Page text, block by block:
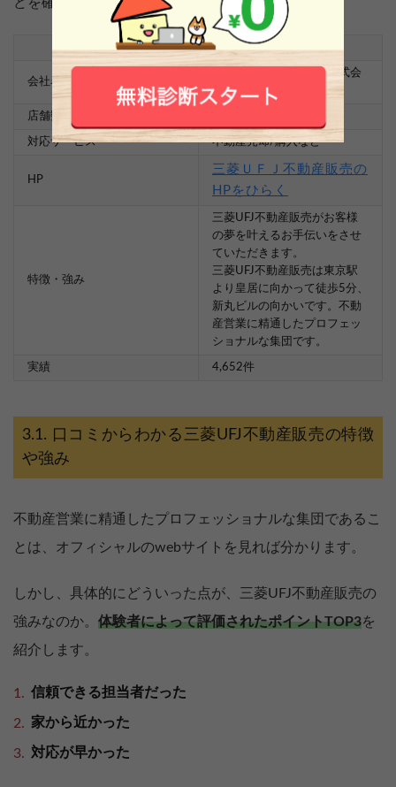
項目
会社名
三菱ＵＦＪ不動産販売株式会
社
店舗数
対応サービス 不動産売却/購入など
HP
三菱ＵＦＪ不動産販売の
HPをひらく
特徴・強み
三菱UFJ不動産販売がお客様
の夢を叶えるお手伝いをさせ
ていただきます。
三菱UFJ不動産販売は東京駅
より皇居に向かって徒歩5分、
新丸ビルの向かいです。不動
産営業に精通したプロフェッ
ショナルな集団です。
実績 4,652件
口コミからわかる三菱UFJ不動産販売の特徴
や強み
不動産営業に精通したプロフェッショナルな集団であるこ
とは、オフィシャルのwebサイトを見れば分かります。
しかし、具体的にどういった点が、三菱UFJ不動産販売の
強みなのか。 体験者によって評価されたポイントTOP3を
紹介します。
信頼できる担当者だった
家から近かった
対応が早かった